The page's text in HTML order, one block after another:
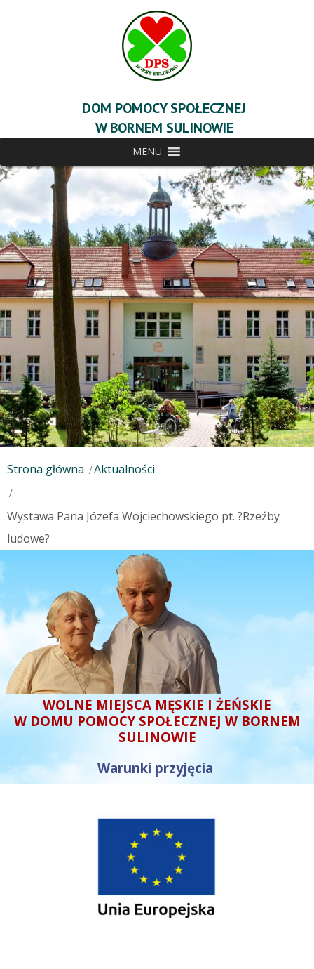
DOM POMOCY SPOŁECZNEJ
W BORNEM SULINOWIE
MENU
Strona główna Aktualności
Wystawa Pana Józefa Wojciechowskiego pt. ?Rzeźby
ludowe?
WOLNE MIEJSCA MĘSKIE I ŻEŃSKIE
W DOMU POMOCY SPOŁECZNEJ W BORNEM
SULINOWIE
Warunki przyjęcia